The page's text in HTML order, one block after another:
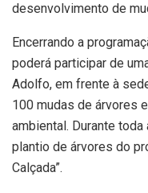
desenvolvimento de
Encerrando a
poderá participar de
Adolfo, em frente à
100 mudas de árvores
ambiental. Durante
plantio de árvores do
Calçada”.